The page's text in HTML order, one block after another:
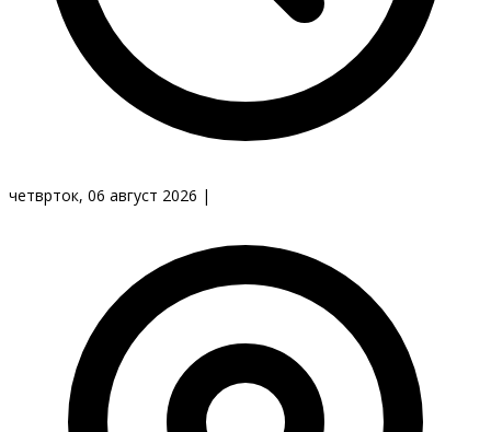
четврток, 06 август 2026 |